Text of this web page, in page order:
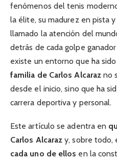
fenómenos del tenis
la élite, su madurez en pista
llamado la atención del
detrás de cada golpe
existe un entorno que ha
familia de Carlos Alcaraz no
desde el inicio, sino que ha
carrera deportiva y personal.
Este artículo se adentra en
Carlos Alcaraz y, sobre todo,
cada uno de ellos en la